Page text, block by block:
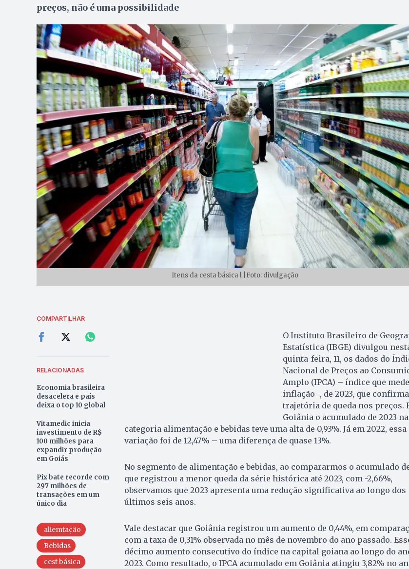
preços, não é uma possibilidade
Itens da cesta básica l |Foto: divulgação
COMPARTILHAR
RELACIONADAS
Economia brasileira
desacelera e país
deixa o top 10 global
Vitamedic inicia
investimento de R$
100 milhões para
expandir produção
em Goiás
Pix bate recorde com
297 milhões de
transações em um
único dia
aliemtação
Bebidas
cest básica
O Instituto Brasileiro de
Estatística (IBGE) divulgou
quinta-feira, 11, os dados do
Nacional de Preços ao
Amplo (IPCA) – índice que
inflação -, de 2023, que
trajetória de queda nos preços.
Goiânia o acumulado de 2023 na
categoria alimentação e bebidas teve uma alta de 0,93%. Já em 2022, essa
variação foi de 12,47% – uma diferença de quase 13%.
No segmento de alimentação e bebidas, ao compararmos o acumulado de
que registrou a menor queda da série histórica até 2023, com -2,66%,
observamos que 2023 apresenta uma redução significativa ao longo dos
últimos seis anos.
Vale destacar que Goiânia registrou um aumento de 0,44%, em
com a taxa de 0,31% observada no mês de novembro do ano passado.
décimo aumento consecutivo do índice na capital goiana ao longo do
2023. Como resultado, o IPCA acumulado em Goiânia atingiu 3,82% no